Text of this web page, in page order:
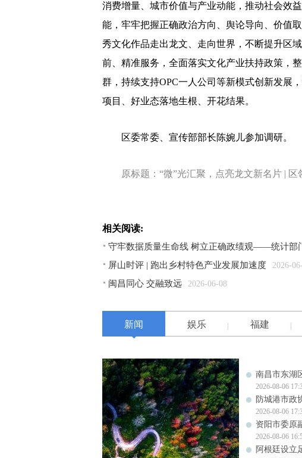
消费增量、城市价值与产业动能，推动社会效
能，牢牢把握正确政治方向、舆论导向、价值
秀文化作品走出龙文、走向世界，不断提升区
前、精准服务，全面落实文化产业扶持政策，
群，持续支持OPC一人公司等新模式创新发展
项目、好业态落地生根、开花结果。
区委常委、宣传部部长陈婉儿参加调研。
原标题：“微”光汇聚，点亮龙文新名片 |
相关阅读:
守牢数据质量生命线 树立正确政绩观——统计部
屏山时评 | 跑出乡村特色产业发展加速度 2026-
闽昌同心 交融致远 2026-06-08
新闻 娱乐 福建
南昌市东湖
2026-08-06
防城港市政
2026-08-06
资阳市委原
2026-08-06
阿根廷设立